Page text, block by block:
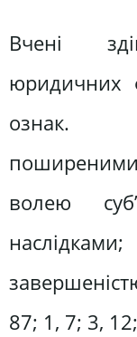
Вчені
юридичних
ознак.
волею
87; 1, 7; 3,